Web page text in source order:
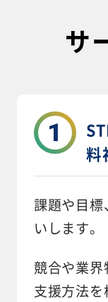
サ
1
料
課題や目
いします。
競合や業
支援方法を